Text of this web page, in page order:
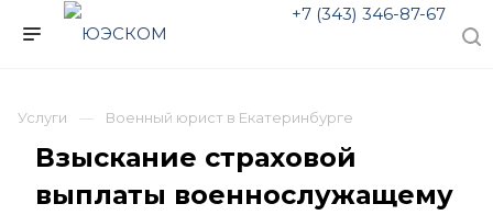
+7 (343) 346-87-67
Услуги Военный юрист в Екатеринбурге
Взыскание страховой
выплаты военнослужащему